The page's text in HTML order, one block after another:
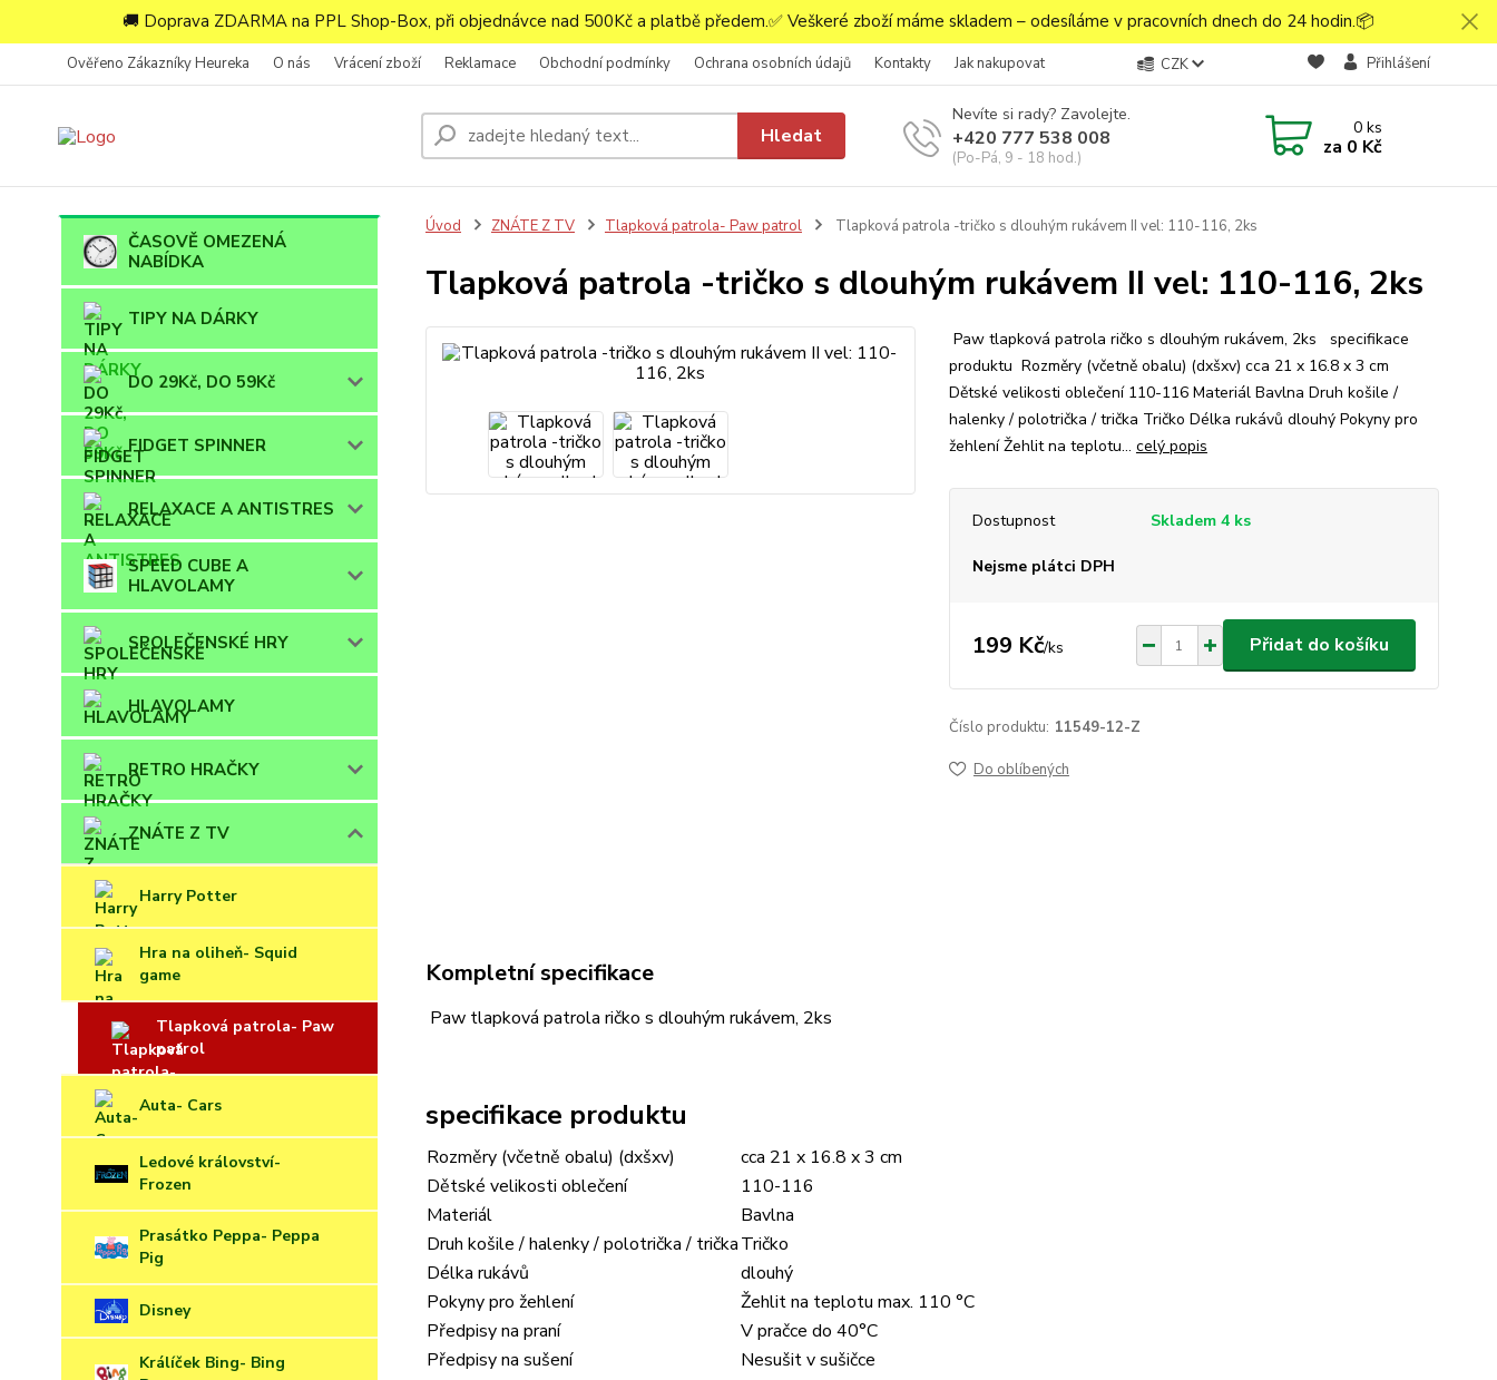
🚚 Doprava ZDARMA na PPL Shop-Box, při objednávce nad 500Kč a platbě předem.✅ Veškeré zboží máme skladem – odesíláme v pracovních dnech do 24 hodin.📦
Ověřeno Zákazníky Heureka O nás Vrácení zboží Reklamace Obchodní podmínky Ochrana osobních údajů Kontakty Jak nakupovat CZK Přihlášení
Hledat
Nevíte si rady? Zavolejte.
+420 777 538 008
(Po-Pá, 9 - 18 hod.)
0ks
za 0 Kč
ČASOVĚ OMEZENÁ
NABÍDKA
TIPY NA DÁRKY
DO 29Kč, DO 59Kč
FIDGET SPINNER
RELAXACE A ANTISTRES
SPEED CUBE A
HLAVOLAMY
SPOLEČENSKÉ HRY
HLAVOLAMY
RETRO HRAČKY
ZNÁTE Z TV
Harry Potter
Hra na oliheň- Squid
game
Tlapková patrola- Paw
patrol
Auta- Cars
Ledové království-
Frozen
Prasátko Peppa- Peppa
Pig
Disney
Králíček Bing- Bing
Úvod ZNÁTE Z TV Tlapková patrola- Paw patrol Tlapková patrola -tričko s dlouhým rukávem II vel: 110-116, 2ks
Tlapková patrola -tričko s dlouhým rukávem II vel: 110-116, 2ks
Paw tlapková patrola ričko s dlouhým rukávem, 2ks specifikace
produktu Rozměry (včetně obalu) (dxšxv) cca 21 x 16.8 x 3 cm
Dětské velikosti oblečení 110-116 Materiál Bavlna Druh košile /
halenky / polotrička / trička Tričko Délka rukávů dlouhý Pokyny pro
žehlení Žehlit na teplotu... celý popis
Dostupnost Skladem 4 ks
Nejsme plátci DPH
199 Kč/ks Přidat do košíku
Číslo produktu: 11549-12-Z
Do oblíbených
Kompletní specifikace
Paw tlapková patrola ričko s dlouhým rukávem, 2ks
specifikace produktu
Rozměry (včetně obalu) (dxšxv)
cca 21 x 16.8 x 3 cm
Dětské velikosti oblečení
110-116
Materiál
Bavlna
Druh košile / halenky / polotrička / tričkaTričko
Délka rukávů
dlouhý
Pokyny pro žehlení
Žehlit na teplotu max. 110 °C
Předpisy na praní
V pračce do 40°C
Předpisy na sušení
Nesušit v sušičce